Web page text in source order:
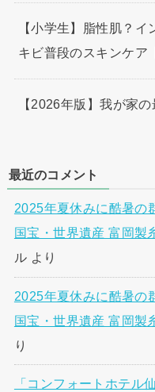
【小学生】脂性肌？
キビ普段のスキンケア
【2026年版】我が家
最近のコメント
2025年夏休みに酷暑の
国宝・世界遺産 富岡製
ル より
2025年夏休みに酷暑の
国宝・世界遺産 富岡製
り
「コンフォートホテル